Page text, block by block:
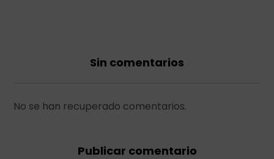
Sin comentarios
No se han recuperado comentarios.
Publicar comentario